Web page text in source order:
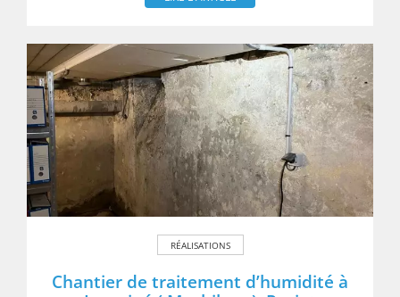
RÉALISATIONS
Chantier de traitement d’humidité à